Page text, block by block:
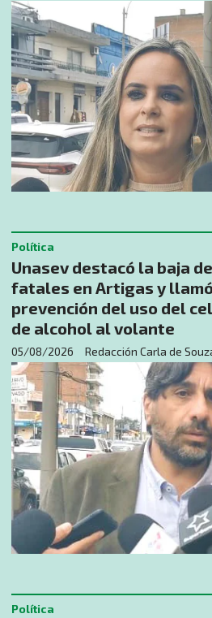
Unasev destacó la baja
fatales en Artigas y
prevención del uso del
de alcohol al volante
Redacción Carla de
Política
05/08/2026
Política